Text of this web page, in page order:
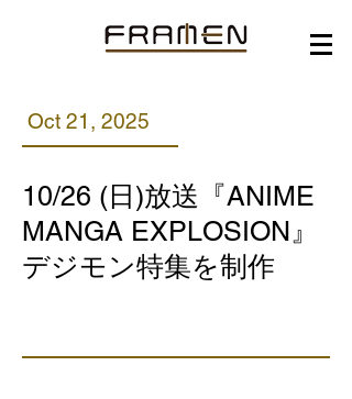
Oct 21, 2025
10/26 (日)放送『ANIME
MANGA EXPLOSION』
デジモン特集を制作